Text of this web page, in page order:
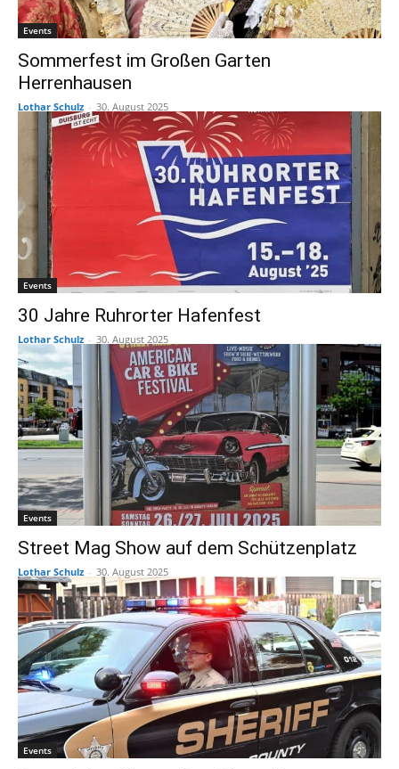
Events
Sommerfest im Großen Garten
Herrenhausen
Lothar Schulz - 30. August 2025
Events
30 Jahre Ruhrorter Hafenfest
Lothar Schulz - 30. August 2025
Events
Street Mag Show auf dem Schützenplatz
Lothar Schulz - 30. August 2025
Events